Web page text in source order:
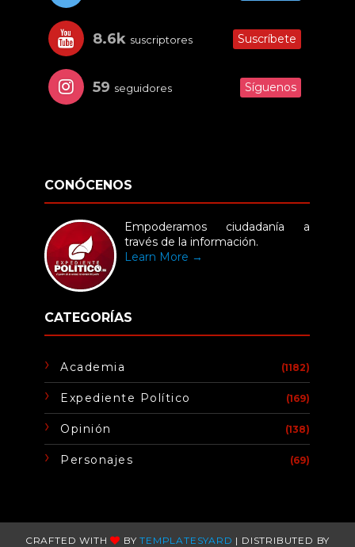
8.6k suscriptores Suscríbete
59 seguidores Síguenos
CONÓCENOS
Empoderamos ciudadanía a
través de la información.
Learn More →
CATEGORÍAS
Academia (1182)
Expediente Político (169)
Opinión (138)
Personajes (69)
CRAFTED WITH BYTEMPLATESYARD | DISTRIBUTED BY